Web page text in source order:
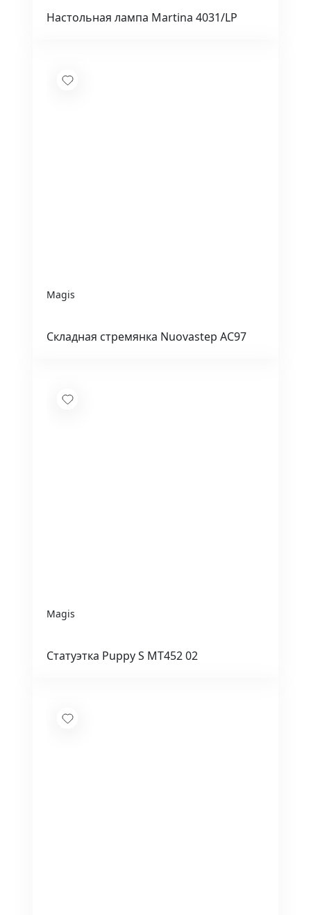
Настольная лампа Martina 4031/LP
Magis
Складная стремянка Nuovastep AC97
Magis
Статуэтка Puppy S MT452 02